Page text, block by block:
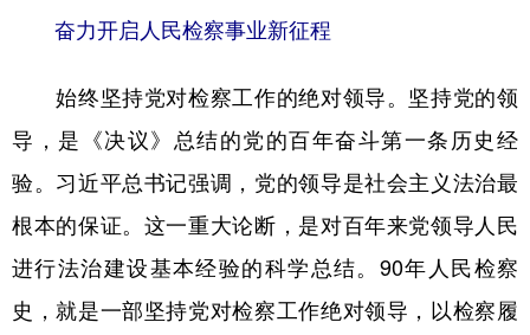
奋力开启人民检察事业新征程
始终坚持党对检察工作的绝对领导。坚持党的领
导，是《决议》总结的党的百年奋斗第一条历史经
验。习近平总书记强调，党的领导是社会主义法治最
根本的保证。这一重大论断，是对百年来党领导人民
进行法治建设基本经验的科学总结。90年人民检察
史，就是一部坚持党对检察工作绝对领导，以检察履